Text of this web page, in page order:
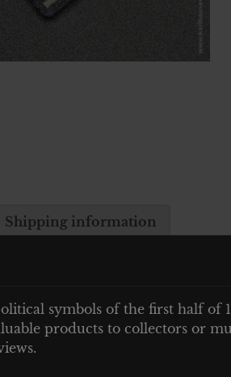
Shipping information
die Fliegerbluse
symbols of the first half of
products to collectors or